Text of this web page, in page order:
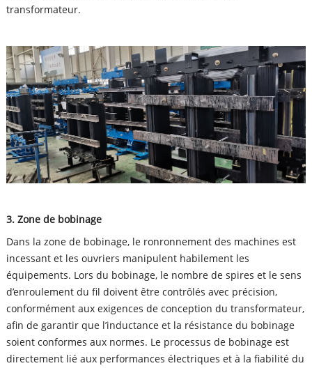
transformateur.
3. Zone de bobinage
Dans la zone de bobinage, le ronronnement des machines est
incessant et les ouvriers manipulent habilement les
équipements. Lors du bobinage, le nombre de spires et le sens
d’enroulement du fil doivent être contrôlés avec précision,
conformément aux exigences de conception du transformateur,
afin de garantir que l’inductance et la résistance du bobinage
soient conformes aux normes. Le processus de bobinage est
directement lié aux performances électriques et à la fiabilité du